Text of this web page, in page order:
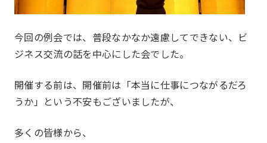
今回の例会では、普段なかなか遠慮してできない、ビ
ジネス交流の話を中心にした会でした。
開催する前は、開催前は「本当に仕事につながるだろ
うか」という不安もございましたが、
多くの皆様から、